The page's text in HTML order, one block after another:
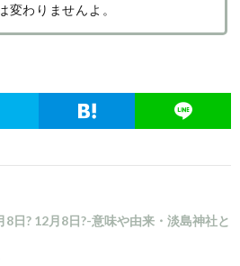
変わりませんよ。
8日? 12月8日?-意味や由来・淡島神社と